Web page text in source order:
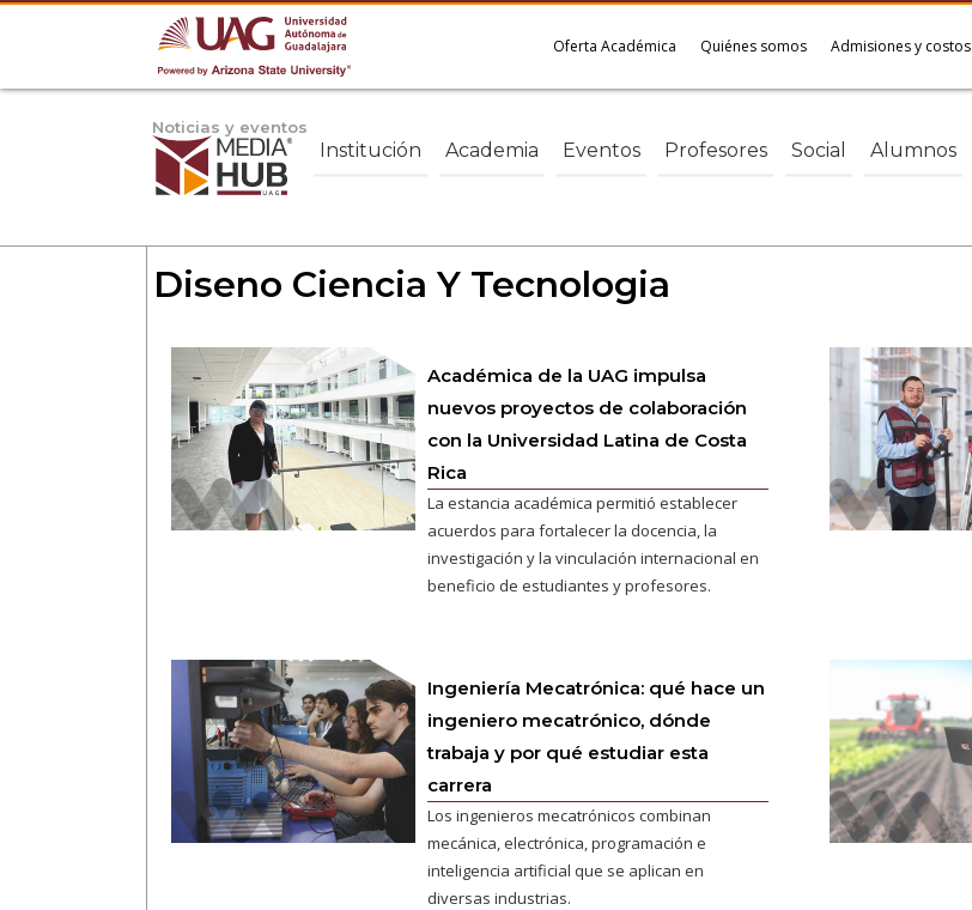
Oferta Académica Quiénes somos Admisiones y costos
Noticias y eventos
Institución Academia Eventos Profesores Social Alumnos
Diseno Ciencia Y Tecnologia
Académica de la UAG impulsa
nuevos proyectos de colaboración
con la Universidad Latina de Costa
Rica
La estancia académica permitió establecer
acuerdos para fortalecer la docencia, la
investigación y la vinculación internacional en
beneficio de estudiantes y profesores.
Ingeniería Mecatrónica: qué hace un
ingeniero mecatrónico, dónde
trabaja y por qué estudiar esta
carrera
Los ingenieros mecatrónicos combinan
mecánica, electrónica, programación e
inteligencia artificial que se aplican en
diversas industrias.